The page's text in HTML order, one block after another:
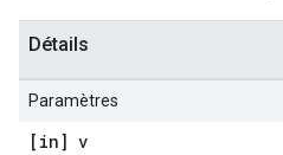
Détails
Paramètres
[in] v